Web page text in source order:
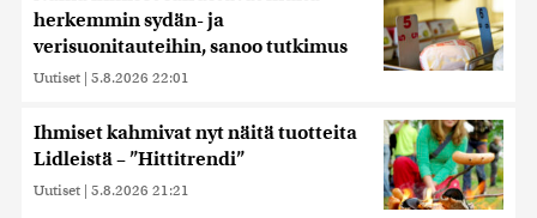
herkemmin sydän- ja
verisuonitauteihin, sanoo tutkimus
Uutiset | 5.8.2026 22:01
Ihmiset kahmivat nyt näitä tuotteita
Lidleistä – ”Hittitrendi”
Uutiset | 5.8.2026 21:21